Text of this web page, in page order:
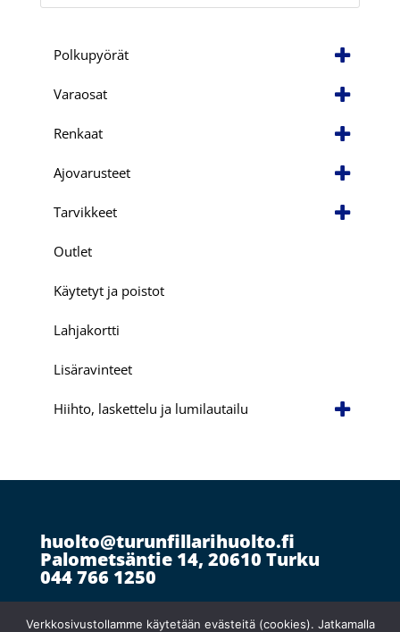
Polkupyörät
Varaosat
Renkaat
Ajovarusteet
Tarvikkeet
Outlet
Käytetyt ja poistot
Lahjakortti
Lisäravinteet
Hiihto, laskettelu ja lumilautailu
huolto@turunfillarihuolto.fi
Palometsäntie 14, 20610 Turku
044 766 1250
Verkkosivustollamme käytetään evästeitä (cookies). Jatkamalla